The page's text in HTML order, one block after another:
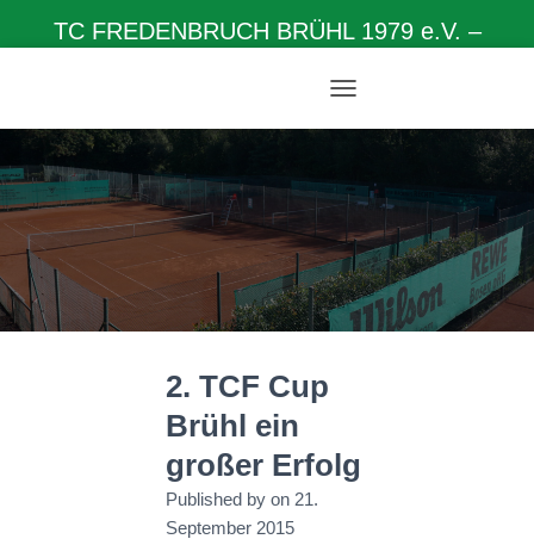
TC FREDENBRUCH BRÜHL 1979 e.V. –
A
G
T
I
O
N
U
L
2. TCF Cup
Brühl ein
großer Erfolg
Published by on 21.
September 2015